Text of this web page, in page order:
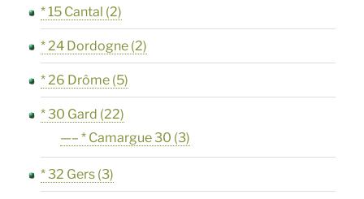
* 15 Cantal (2)
* 24 Dordogne (2)
* 26 Drôme (5)
* 30 Gard (22)
—– * Camargue 30 (3)
* 32 Gers (3)